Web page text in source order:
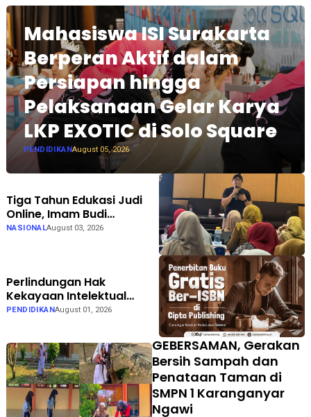
Mahasiswa ISI Surakarta
Berperan Aktif dalam
Persiapan hingga
Pelaksanaan Gelar Karya
LKP EXOTIC di Solo Square
PENDIDIKANAugust 05, 2026
Tiga Tahun Edukasi Judi
Online, Imam Budi
Hadirkan Brain Recovery
NASIONALAugust 03, 2026
Perlindungan Hak
Kekayaan Intelektual
Dinilai Semakin Penting
PENDIDIKANAugust 01, 2026
GEBERSAMAN, Gerakan
Bersih Sampah dan
Penataan Taman di
SMPN 1 Karanganyar
Ngawi